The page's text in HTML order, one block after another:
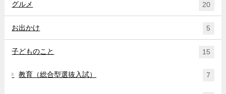
グルメ 20
お出かけ 5
子どものこと 15
教育（総合型選抜入試） 7